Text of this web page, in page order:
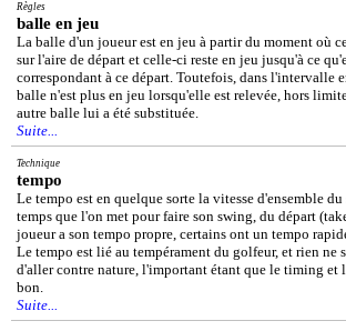
Règles
balle en jeu
La balle d'un joueur est en jeu à partir du moment où
sur l'aire de départ et celle-ci reste en jeu jusqu'à ce
correspondant à ce départ. Toutefois, dans l'intervalle
balle n'est plus en jeu lorsqu'elle est relevée, hors
autre balle lui a été substituée.
Suite...
Technique
tempo
Le tempo est en quelque sorte la vitesse d'ensemble
temps que l'on met pour faire son swing, du départ
joueur a son tempo propre, certains ont un tempo
Le tempo est lié au tempérament du golfeur, et rien
d'aller contre nature, l'important étant que le timing et
bon.
Suite...